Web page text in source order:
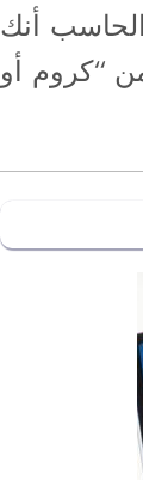
أنك
“كروم أو